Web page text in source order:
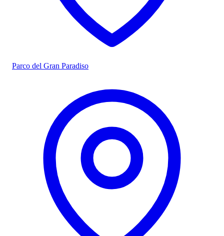
Parco del Gran Paradiso